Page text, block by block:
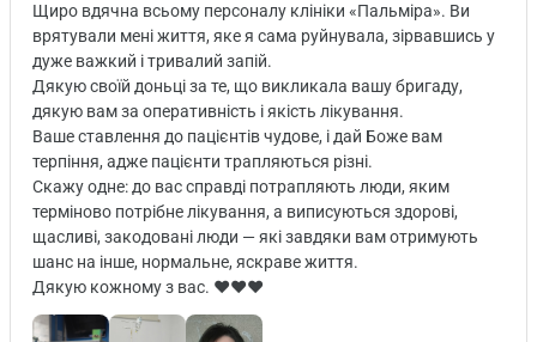
Щиро вдячна всьому персоналу клініки «Пальміра». Ви
врятували мені життя, яке я сама руйнувала, зірвавшись у
дуже важкий і тривалий запій.
Дякую своїй доньці за те, що викликала вашу бригаду,
дякую вам за оперативність і якість лікування.
Ваше ставлення до пацієнтів чудове, і дай Боже вам
терпіння, адже пацієнти трапляються різні.
Скажу одне: до вас справді потрапляють люди, яким
терміново потрібне лікування, а виписуються здорові,
щасливі, закодовані люди — які завдяки вам отримують
шанс на інше, нормальне, яскраве життя.
Дякую кожному з вас. ♥️♥️♥️